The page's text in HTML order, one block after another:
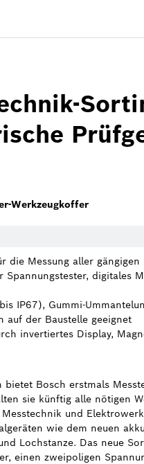
Werkzeugkoffer
die Messung aller
Spannungstester, digitales
IP67), Gummi-
auf der Baustelle geeignet
invertiertes Display,
Bosch erstmals
sie künftig alle nötigen
und
wie dem neuen
Lochstanze. Das neue
einen zweipoligen